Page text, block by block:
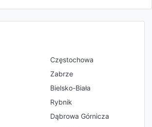
Częstochowa
Zabrze
Bielsko-Biała
Rybnik
Dąbrowa Górnicza